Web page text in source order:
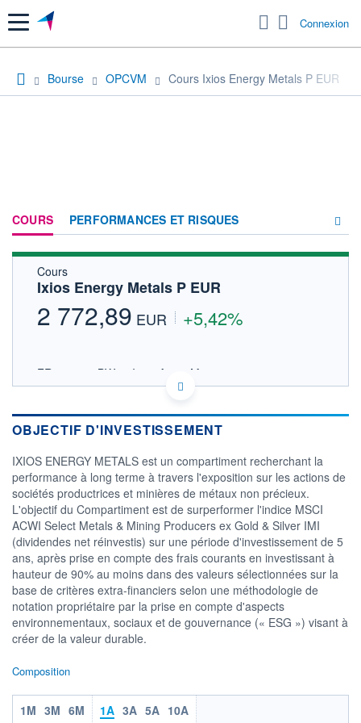
Menu Connexion
Bourse OPCVM Cours Ixios Energy Metals P EUR
COURS PERFORMANCES ET RISQUES
FORUM
Cours
Ixios Energy Metals P EUR
2 772,89 EUR +5,42%
FR0014001BW4 - Ixios Asset Management
OPCVM DERNIER COURS CONNU AU 04/08/2026
01/12 31/03 31/07
3 000
CATÉGORIE MORNINGSTAR
Actions Secteur
Ressources Naturelles
FONDS PARTENAIRES
TARIFS PRIVILÉGIÉS 0%
PEA
Non éligible Boursobank
OBJECTIF D'INVESTISSEMENT
IXIOS ENERGY METALS est un compartiment recherchant la
performance à long terme à travers l'exposition sur les actions de
sociétés productrices et minières de métaux non précieux.
L'objectif du Compartiment est de surperformer l'indice MSCI
ACWI Select Metals & Mining Producers ex Gold & Silver IMI
(dividendes net réinvestis) sur une période d'investissement de 5
ans, après prise en compte des frais courants en investissant à
hauteur de 90% au moins dans des valeurs sélectionnées sur la
base de critères extra-financiers selon une méthodologie de
notation propriétaire par la prise en compte d'aspects
environnementaux, sociaux et de gouvernance (« ESG ») visant à
créer de la valeur durable.
Composition
1M 3M 6M 1A 3A 5A 10A